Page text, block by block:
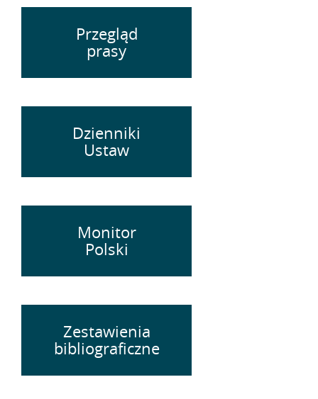
Przegląd
prasy
Dzienniki
Ustaw
Monitor
Polski
Zestawienia
bibliograficzne